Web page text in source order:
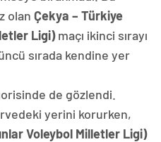
olan Çekya – Türkiye
Ligi)maçı ikinci sırayı
sırada kendine yer
de gözlendi.
yerini korurken,
Voleybol Milletler Ligi)